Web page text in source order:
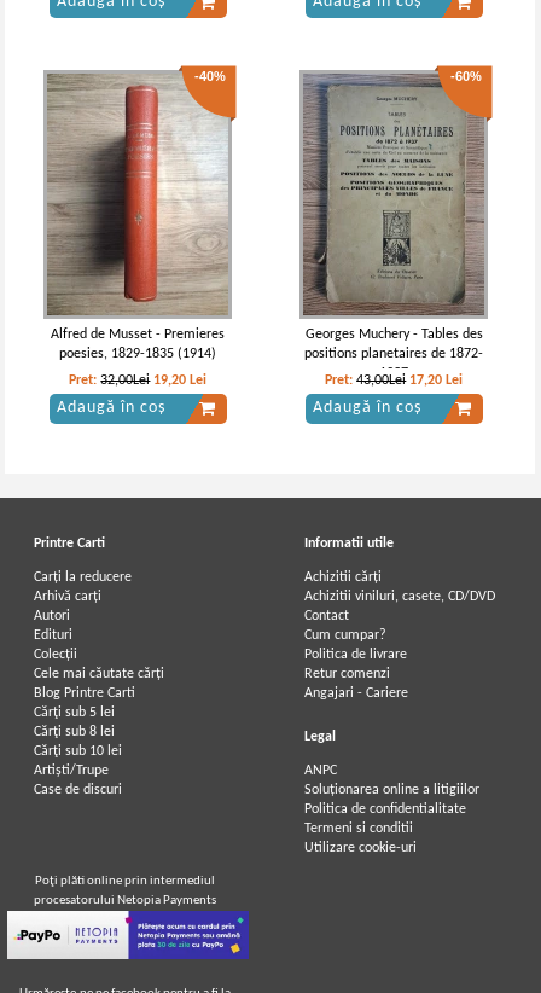
-40%
Alfred de Musset - Premieres
poesies, 1829-1835 (1914)
Pret:32,00Lei 19,20 Lei
Adaugă în coș
-60%
Georges Muchery - Tables des
positions planetaires de 1872-
1937
Pret:43,00Lei 17,20 Lei
Adaugă în coș
Printre Carti
Carți la reducere
Arhivă carți
Autori
Edituri
Colecții
Cele mai căutate cărți
Blog Printre Carti
Cărţi sub 5 lei
Cărţi sub 8 lei
Cărţi sub 10 lei
Artiști/Trupe
Case de discuri
Informatii utile
Achizitii cărți
Achizitii viniluri, casete, CD/DVD
Contact
Cum cumpar?
Politica de livrare
Retur comenzi
Angajari - Cariere
Legal
ANPC
Soluționarea online a litigiilor
Politica de confidentialitate
Termeni si conditii
Utilizare cookie-uri
Poţi plăti online prin intermediul
procesatorului Netopia Payments